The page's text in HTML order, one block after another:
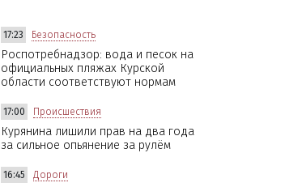
17:23 Безопасность
Роспотребнадзор: вода и песок на
официальных пляжах Курской
области соответствуют нормам
17:00 Происшествия
Курянина лишили прав на два года
за сильное опьянение за рулём
16:45 Дороги